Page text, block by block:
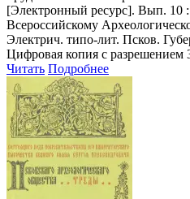
[Электронный ресурс]. Вып. 10
Всероссийскому
Электрич. типо-лит. Псков.
Цифровая копия с разрешением
Читать Подробнее